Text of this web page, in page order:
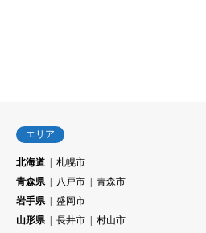
エリア
北海道
札幌市
青森県
八戸市
青森市
岩手県
盛岡市
山形県
長井市
村山市